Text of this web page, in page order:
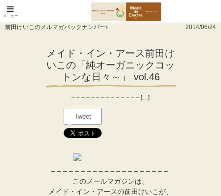
オーガニックコットン
メニュー
前田けいこのメルマガバックナンバー 2014/06/24
メイド・イン・アース前田け
いこの「純オーガニックコッ
トンな日々～」 vol.46
– – – – – – – – – – – – – – […]
Tweet
– – – – – – – – – – – – – – – – – – – –
このメールマガジンは、
メイド・イン・アースの前田けいこが、